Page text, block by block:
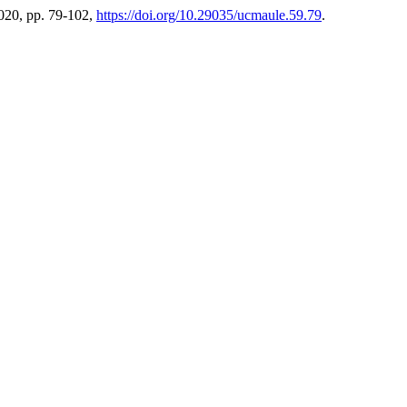
pp. 79-102, https://doi.org/10.29035/ucmaule.59.79.